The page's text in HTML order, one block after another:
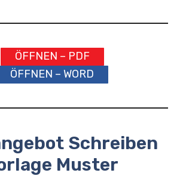
ÖFFNEN – PDF
ÖFFNEN – WORD
Schreiben
Muster